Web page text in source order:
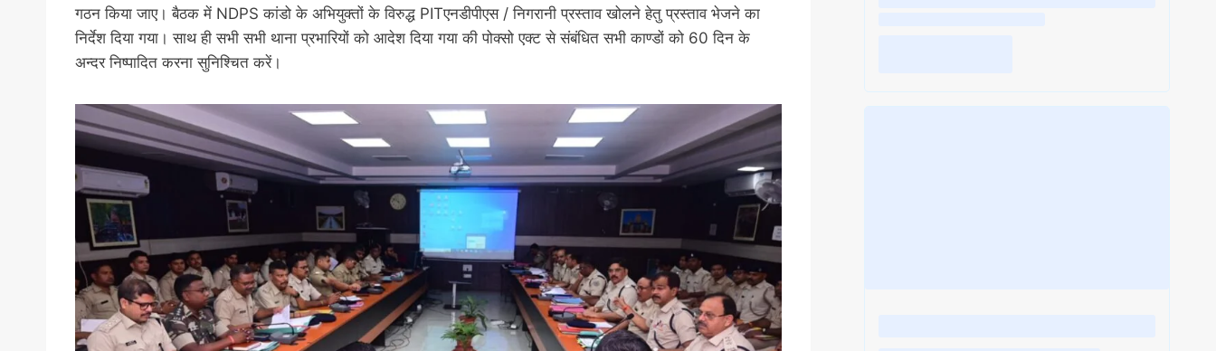
गठन किया जाए। बैठक में NDPS कांडो के अभियुक्तों के विरुद्ध PITएनडीपीएस / निगरानी प्रस्ताव खोलने हेतु प्रस्ताव भेजने का
निर्देश दिया गया। साथ ही सभी सभी थाना प्रभारियों को आदेश दिया गया की पोक्सो एक्ट से संबंधित सभी काण्डों को 60 दिन के
अन्दर निष्पादित करना सुनिश्चित करें।